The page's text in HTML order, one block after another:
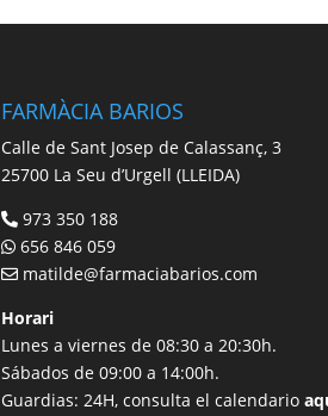
FARMÀCIA BARIOS
Calle de Sant Josep de Calassanç, 3
25700 La Seu d’Urgell (LLEIDA)
973 350 188
656 846 059
matilde@farmaciabarios.com
Horari
Lunes a viernes de 08:30 a 20:30h.
Sábados de 09:00 a 14:00h.
Guardias: 24H, consulta el calendario